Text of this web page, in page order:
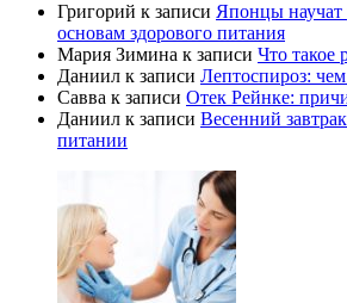
Григорий к записи Японцы научат
основам здорового питания
Мария Зимина к записи Что такое
Даниил к записи Лептоспироз:
Савва к записи Отек Рейнке:
Даниил к записи Весенний
питании